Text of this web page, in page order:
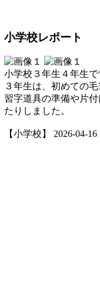
小学校レポート
小学校３年生４年生
３年生は、初めての
習字道具の準備や片
たりしました。
【小学校】 2026-04-16